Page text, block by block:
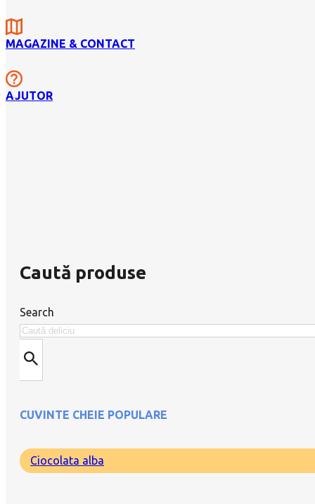
MAGAZINE & CONTACT
AJUTOR
Caută produse
Search
CUVINTE CHEIE POPULARE
Ciocolata alba